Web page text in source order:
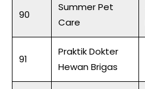
90
Summer Pet
Care
91
Praktik Dokter
Hewan Brigas